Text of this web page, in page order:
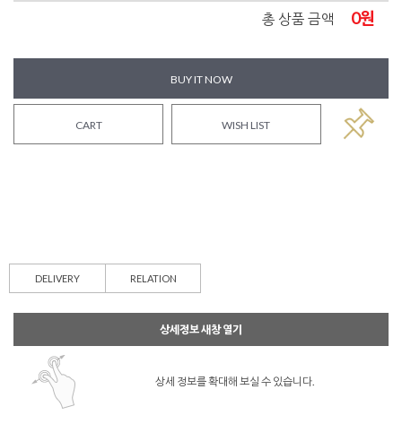
총 상품 금액 0원
BUY IT NOW
CART WISH LIST
DELIVERY RELATION
상세정보 새창 열기
상세 정보를 확대해 보실 수 있습니다.